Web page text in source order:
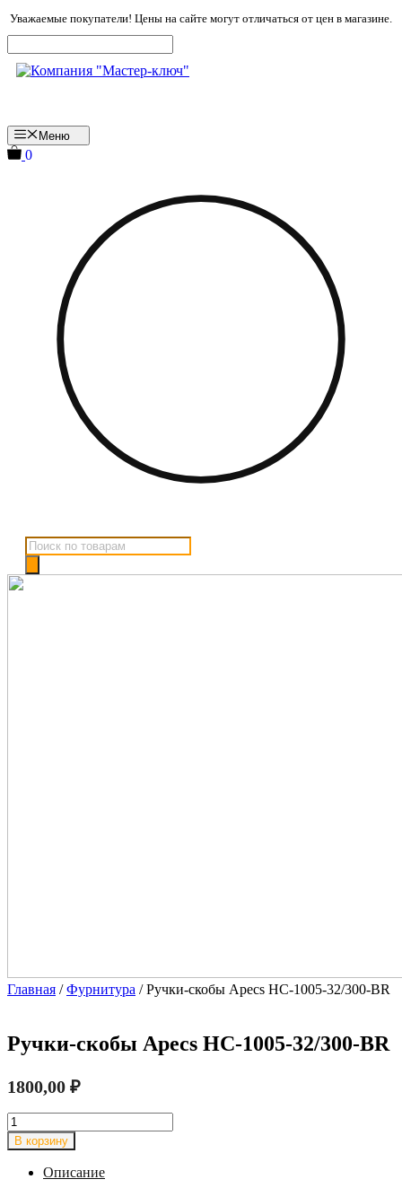
Перейти
к
содержимому
Уважаемые покупатели! Цены на сайте могут отличаться от цен в магазине.
Меню
0
Поиск
товаров
Главная /Фурнитура / Ручки-скобы Apecs HC-1005-32/300-BR
Ручки-скобы Apecs HC-1005-32/300-BR
1800,00 ₽
Количество
товара
Ручки-
скобы
В корзину
Описание